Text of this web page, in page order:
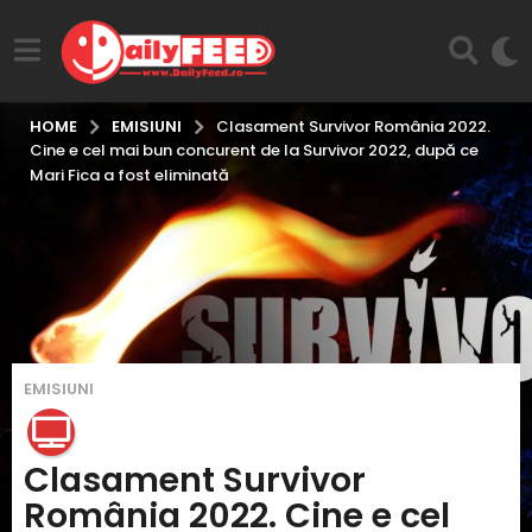
HOME EMISIUNI
Clasament Survivor România 2022.
Cine e cel mai bun concurent de la Survivor 2022, după ce
Mari Fica a fost eliminată
4
a
n
i
i
n
EMISIUNI
Clasament Survivor
România 2022. Cine e cel